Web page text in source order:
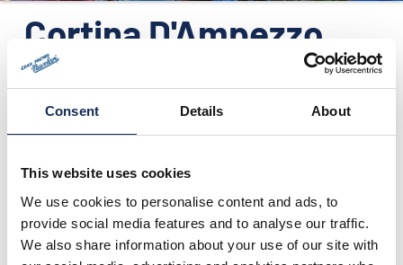
Consent Details About
This website uses cookies
We use cookies to personalise content and ads, to
provide social media features and to analyse our traffic.
We also share information about your use of our site with
PHOTO&VIDEO2025
Cortina D'Ampezzo
(BL) - Comunicato
stampa n.9